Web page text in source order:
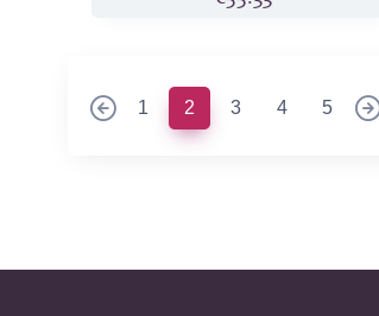
1 2(current)
3 4 5